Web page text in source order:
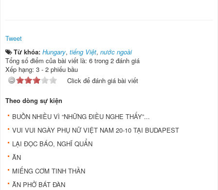
Tweet
Từ khóa: Hungary, tiếng Việt, nước ngoài
Tổng số điểm của bài viết là: 6 trong 2 đánh giá
Xếp hạng: 3 - 2 phiếu bầu
Click để đánh giá bài viết
Theo dòng sự kiện
BUỒN NHIỀU VÌ “NHỮNG ĐIỀU NGHE THẤY”...
VUI VUI NGÀY PHỤ NỮ VIỆT NAM 20-10 TẠI BUDAPEST
LẠI ĐỌC BÁO, NGHĨ QUẨN
ĂN
MIẾNG CƠM TINH THẦN
ĂN PHỞ BÁT ĐÀN